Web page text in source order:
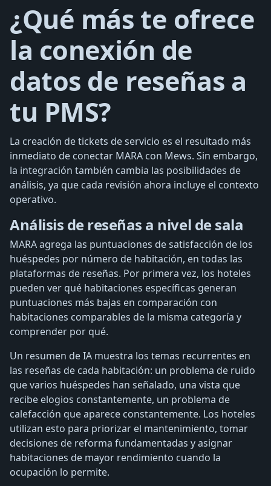
¿Qué más te ofrece
la conexión de
datos de reseñas a
tu PMS?
La creación de tickets de servicio es el resultado más
inmediato de conectar MARA con Mews. Sin embargo,
la integración también cambia las posibilidades de
análisis, ya que cada revisión ahora incluye el contexto
operativo.
Análisis de reseñas a nivel de sala
MARA agrega las puntuaciones de satisfacción de los
huéspedes por número de habitación, en todas las
plataformas de reseñas. Por primera vez, los hoteles
pueden ver qué habitaciones específicas generan
puntuaciones más bajas en comparación con
habitaciones comparables de la misma categoría y
comprender por qué.
Un resumen de IA muestra los temas recurrentes en
las reseñas de cada habitación: un problema de ruido
que varios huéspedes han señalado, una vista que
recibe elogios constantemente, un problema de
calefacción que aparece constantemente. Los hoteles
utilizan esto para priorizar el mantenimiento, tomar
decisiones de reforma fundamentadas y asignar
habitaciones de mayor rendimiento cuando la
ocupación lo permite.